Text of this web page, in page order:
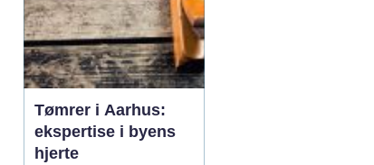
Tømrer i Aarhus:
ekspertise i byens
hjerte